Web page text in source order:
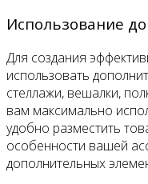
Использование
Для создания
использовать
стеллажи, вешалки,
вам максимально
удобно разместить
особенности вашей
дополнительных